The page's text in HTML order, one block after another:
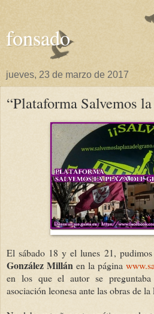
fonsado
jueves, 23 de marzo de 2017
“Plataforma Salvemos
El sábado 18 y el lunes 21,
González Millán en la página
en los que el autor se
asociación leonesa ante las obras de